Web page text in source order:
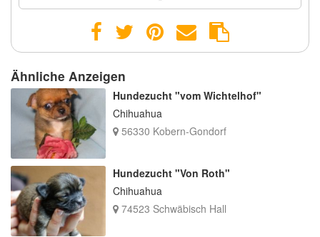
Ähnliche Anzeigen
Hundezucht "vom Wichtelhof"
Chihuahua
56330 Kobern-Gondorf
Hundezucht "Von Roth"
Chihuahua
74523 Schwäbisch Hall